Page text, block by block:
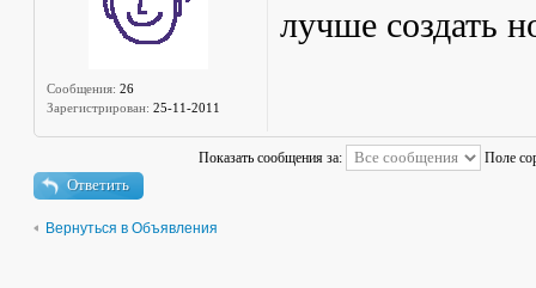
Сообщения: 26
Зарегистрирован: 25-11-2011
лучше создать
Показать сообщения за: Поле
Ответить
Вернуться в Объявления